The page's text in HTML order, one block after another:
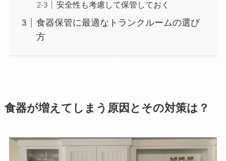
安全性も考慮して保管しておく
食器保管に最適なトランクルームの選び
方
食器が増えてしまう原因とその対策は？